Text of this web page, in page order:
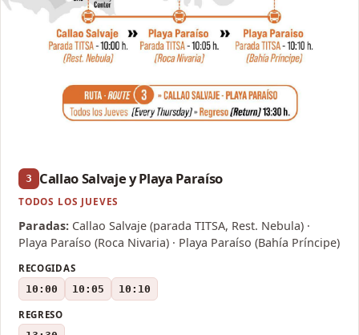
3 Callao Salvaje y Playa Paraíso
TODOS LOS JUEVES
Paradas: Callao Salvaje (parada TITSA, Rest. Nebula) ·
Playa Paraíso (Roca Nivaria) · Playa Paraíso (Bahía Príncipe)
RECOGIDAS
10:00
10:05 10:10
REGRESO